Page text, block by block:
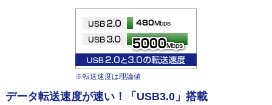
※転送速度は理論値
データ転送速度が速い！「USB3.0」搭載